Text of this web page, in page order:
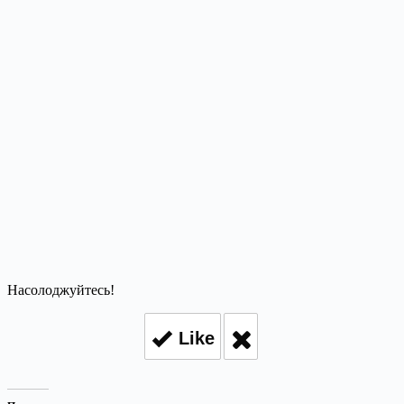
Насолоджуйтесь!
Like